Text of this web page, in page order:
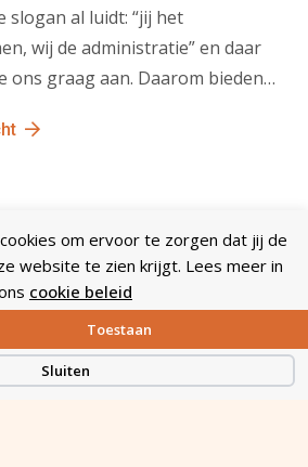
om ervoor te zorgen dat jij de
website te zien krijgt. Lees meer in
cookie beleid
Toestaan
Sluiten
slogan al luidt: “jij het
wij de administratie” en daar
ons graag aan. Daarom bieden…
begint hier. Kom